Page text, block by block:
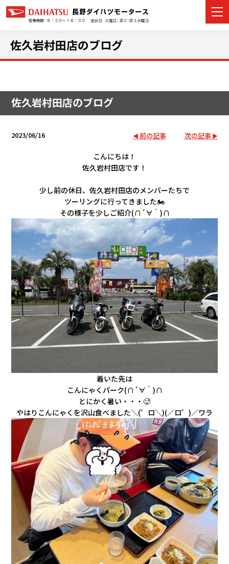
店舗情報
イベント・キャンペーン
アフターサポート
会社情報
カタ
リコ
お問
佐久岩村田店のブログ
佐久岩村田店のブログ
2023/06/16 前の記事 次の記事
こんにちは！
佐久岩村田店です！
少し前の休日、佐久岩村田店のメンバーたちで
ツーリングに行ってきました🏍
その様子を少しご紹介(∩´∀｀)∩
着いた先は
こんにゃくパーク(∩´∀｀)∩
とにかく暑い・・・🥵
やはりこんにゃくを沢山食べました＼(゜ロ＼)(／ロ゜)／ワラ